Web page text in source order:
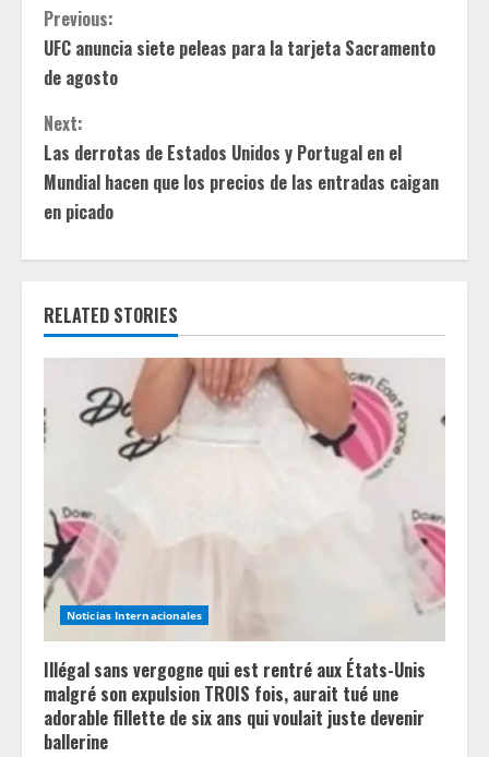
C
o
n
t
i
n
u
e
e
d
i
n
g
Previous:
UFC anuncia siete peleas para la tarjeta Sacramento
de agosto
Next:
Las derrotas de Estados Unidos y Portugal en el
Mundial hacen que los precios de las entradas caigan
en picado
RELATED STORIES
Noticias Internacionales
Illégal sans vergogne qui est rentré aux États-Unis
malgré son expulsion TROIS fois, aurait tué une
adorable fillette de six ans qui voulait juste devenir
ballerine